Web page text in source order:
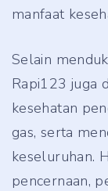
manfaat
Selain
Rapi123 juga
kesehatan
gas, serta
keseluruhan.
pencernaan,